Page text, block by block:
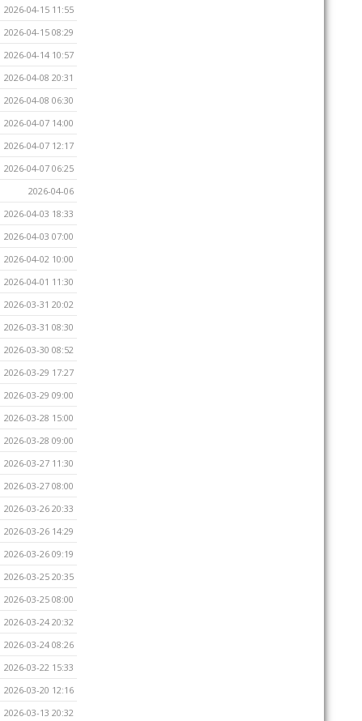
2026-04-15 11:55
2026-04-15 08:29
2026-04-14 10:57
2026-04-08 20:31
2026-04-08 06:30
2026-04-07 14:00
2026-04-07 12:17
2026-04-07 06:25
2026-04-06
2026-04-03 18:33
2026-04-03 07:00
2026-04-02 10:00
2026-04-01 11:30
2026-03-31 20:02
2026-03-31 08:30
2026-03-30 08:52
2026-03-29 17:27
2026-03-29 09:00
2026-03-28 15:00
2026-03-28 09:00
2026-03-27 11:30
2026-03-27 08:00
2026-03-26 20:33
2026-03-26 14:29
2026-03-26 09:19
2026-03-25 20:35
2026-03-25 08:00
2026-03-24 20:32
2026-03-24 08:26
2026-03-22 15:33
2026-03-20 12:16
2026-03-13 20:32